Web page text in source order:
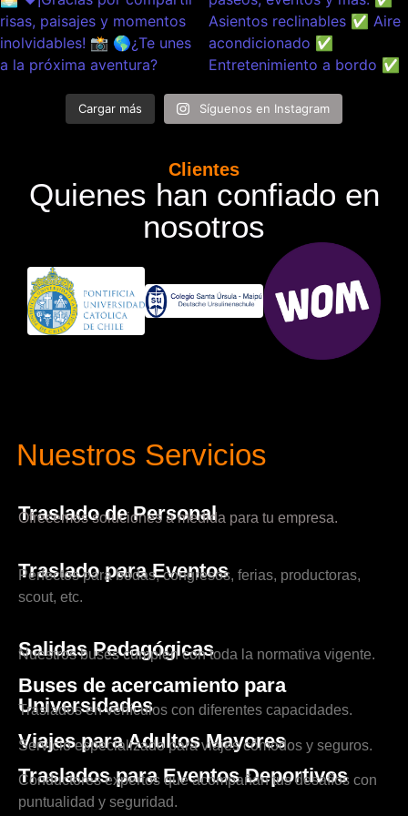
Cargar más Síguenos en Instagram
Clientes
Quienes han confiado en
nosotros
Nuestros Servicios
Traslado de Personal
Ofrecemos soluciones a medida para tu empresa.
Traslado para Eventos
Perfectos para bodas, congresos, ferias, productoras,
scout, etc.
Salidas Pedagógicas
Nuestros buses cumplen con toda la normativa vigente.
Buses de acercamiento para
Universidades
Traslados en vehículos con diferentes capacidades.
Viajes para Adultos Mayores
Servicio especializado para viajes cómodos y seguros.
Traslados para Eventos Deportivos
Conductores expertos que acompañan tus desafíos con
puntualidad y seguridad.